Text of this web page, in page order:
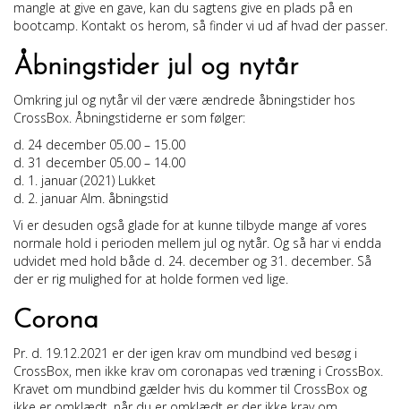
mangle at give en gave, kan du sagtens give en plads på en
bootcamp. Kontakt os herom, så finder vi ud af hvad der passer.
Åbningstider jul og nytår
Omkring jul og nytår vil der være ændrede åbningstider hos
CrossBox. Åbningstiderne er som følger:
d. 24 december 05.00 – 15.00
d. 31 december 05.00 – 14.00
d. 1. januar (2021) Lukket
d. 2. januar Alm. åbningstid
Vi er desuden også glade for at kunne tilbyde mange af vores
normale hold i perioden mellem jul og nytår. Og så har vi endda
udvidet med hold både d. 24. december og 31. december. Så
der er rig mulighed for at holde formen ved lige.
Corona
Pr. d. 19.12.2021 er der igen krav om mundbind ved besøg i
CrossBox, men ikke krav om coronapas ved træning i CrossBox.
Kravet om mundbind gælder hvis du kommer til CrossBox og